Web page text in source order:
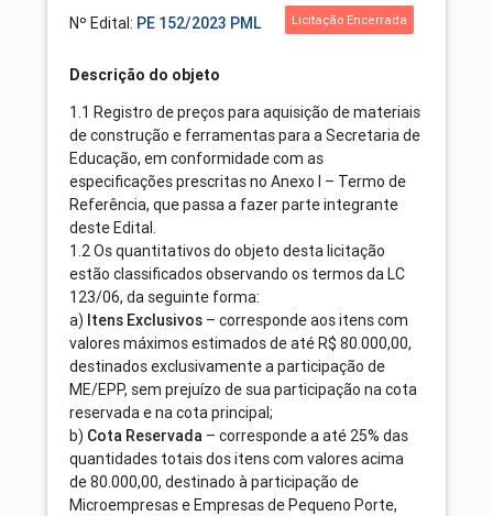
Nº Edital: PE 152/2023 PML Licitação Encerrada
Descrição do objeto
1.1 Registro de preços para aquisição de materiais
de construção e ferramentas para a Secretaria de
Educação, em conformidade com as
especificações prescritas no Anexo I – Termo de
Referência, que passa a fazer parte integrante
deste Edital.
1.2 Os quantitativos do objeto desta licitação
estão classificados observando os termos da LC
123/06, da seguinte forma:
a) Itens Exclusivos – corresponde aos itens com
valores máximos estimados de até R$ 80.000,00,
destinados exclusivamente a participação de
ME/EPP, sem prejuízo de sua participação na cota
reservada e na cota principal;
b) Cota Reservada – corresponde a até 25% das
quantidades totais dos itens com valores acima
de 80.000,00, destinado à participação de
Microempresas e Empresas de Pequeno Porte,